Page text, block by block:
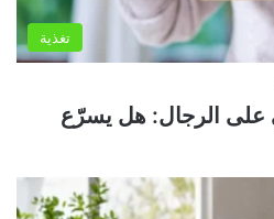
تغذية
على الرجال: هل يسرّع